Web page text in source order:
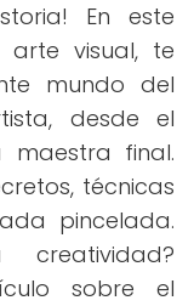
En este
arte visual, te
mundo del
desde el
final.
técnicas
pincelada.
sobre el